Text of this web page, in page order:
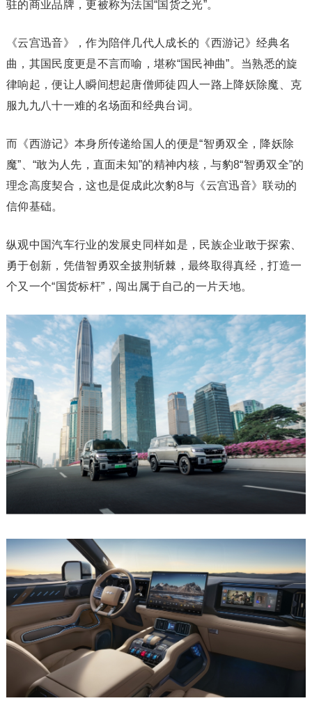
驻的商业品牌，更被称为法国“国货之光”。
《云宫迅音》，作为陪伴几代人成长的《西游记》经典名
曲，其国民度更是不言而喻，堪称“国民神曲”。当熟悉的旋
律响起，便让人瞬间想起唐僧师徒四人一路上降妖除魔、克
服九九八十一难的名场面和经典台词。
而《西游记》本身所传递给国人的便是“智勇双全，降妖除
魔”、“敢为人先，直面未知”的精神内核，与豹8“智勇双全”的
理念高度契合，这也是促成此次豹8与《云宫迅音》联动的
信仰基础。
纵观中国汽车行业的发展史同样如是，民族企业敢于探索、
勇于创新，凭借智勇双全披荆斩棘，最终取得真经，打造一
个又一个“国货标杆”，闯出属于自己的一片天地。